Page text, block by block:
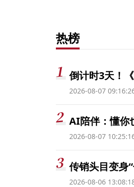
热榜
倒计时3天！
2026-08-07
AI陪伴：懂你
2026-08-07
传销头目变身
2026-08-06